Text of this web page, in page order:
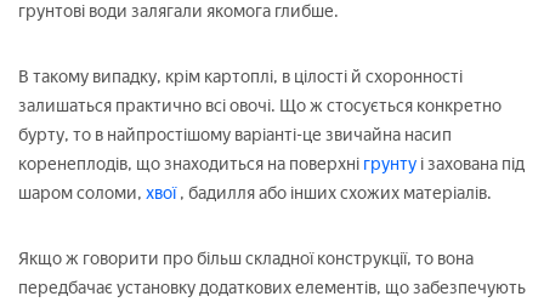
грунтові води залягали якомога глибше.
В такому випадку, крім картоплі, в цілості й схоронності
залишаться практично всі овочі. Що ж стосується конкретно
бурту, то в найпростішому варіанті-це звичайна насип
коренеплодів, що знаходиться на поверхні грунту і захована під
шаром соломи, хвої, бадилля або інших схожих матеріалів.
Якщо ж говорити про більш складної конструкції, то вона
передбачає установку додаткових елементів, що забезпечують